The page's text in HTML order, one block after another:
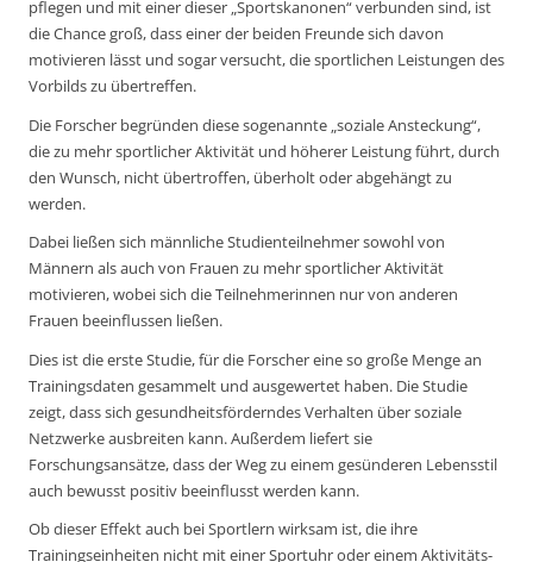
pflegen und mit einer dieser „Sportskanonen“ verbunden sind, ist
die Chance groß, dass einer der beiden Freunde sich davon
motivieren lässt und sogar versucht, die sportlichen Leistungen des
Vorbilds zu übertreffen.
Die Forscher begründen diese sogenannte „soziale Ansteckung“,
die zu mehr sportlicher Aktivität und höherer Leistung führt, durch
den Wunsch, nicht übertroffen, überholt oder abgehängt zu
werden.
Dabei ließen sich männliche Studienteilnehmer sowohl von
Männern als auch von Frauen zu mehr sportlicher Aktivität
motivieren, wobei sich die Teilnehmerinnen nur von anderen
Frauen beeinflussen ließen.
Dies ist die erste Studie, für die Forscher eine so große Menge an
Trainingsdaten gesammelt und ausgewertet haben. Die Studie
zeigt, dass sich gesundheitsförderndes Verhalten über soziale
Netzwerke ausbreiten kann. Außerdem liefert sie
Forschungsansätze, dass der Weg zu einem gesünderen Lebensstil
auch bewusst positiv beeinflusst werden kann.
Ob dieser Effekt auch bei Sportlern wirksam ist, die ihre
Trainingseinheiten nicht mit einer Sportuhr oder einem Aktivitäts-